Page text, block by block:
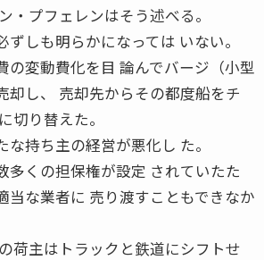
・プフェレンはそう述べる。
しも明らかになっては いない。
の変動費化を目 論んでバージ（小型
却し、 売却先からその都度船をチ
切り替えた。
持ち主の経営が悪化し た。
多くの担保権が設定 されていたた
当な業者に 売り渡すこともできなか
荷主はトラックと鉄道にシフトせ